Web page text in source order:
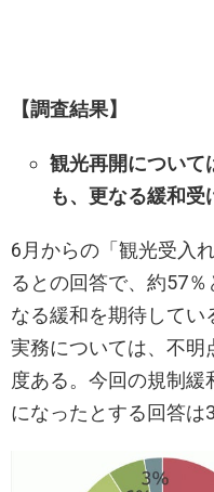
【調査結果】
観光再開について
も、更なる緩和受
6月からの「観光受入
るとの回答で、約57
なる緩和を期待して
実務については、不明
度ある。今回の規制
になったとする回答は